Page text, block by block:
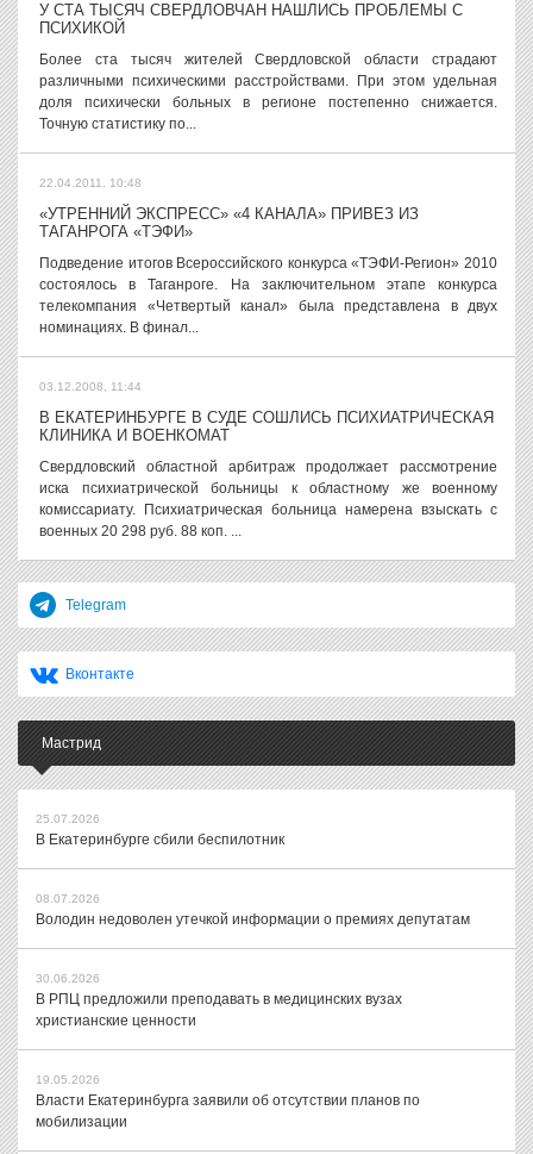
У СТА ТЫСЯЧ СВЕРДЛОВЧАН НАШЛИСЬ ПРОБЛЕМЫ С
ПСИХИКОЙ
Более ста тысяч жителей Свердловской области страдают
различными психическими расстройствами. При этом удельная
доля психически больных в регионе постепенно снижается.
Точную статистику по...
22.04.2011, 10:48
«УТРЕННИЙ ЭКСПРЕСС» «4 КАНАЛА» ПРИВЕЗ ИЗ
ТАГАНРОГА «ТЭФИ»
Подведение итогов Всероссийского конкурса «ТЭФИ-Регион» 2010
состоялось в Таганроге. На заключительном этапе конкурса
телекомпания «Четвертый канал» была представлена в двух
номинациях. В финал...
03.12.2008, 11:44
В ЕКАТЕРИНБУРГЕ В СУДЕ СОШЛИСЬ ПСИХИАТРИЧЕСКАЯ
КЛИНИКА И ВОЕНКОМАТ
Свердловский областной арбитраж продолжает рассмотрение
иска психиатрической больницы к областному же военному
комиссариату. Психиатрическая больница намерена взыскать с
военных 20 298 руб. 88 коп. ...
Telegram
Вконтакте
Мастрид
25.07.2026
В Екатеринбурге сбили беспилотник
08.07.2026
Володин недоволен утечкой информации о премиях депутатам
30.06.2026
В РПЦ предложили преподавать в медицинских вузах
христианские ценности
19.05.2026
Власти Екатеринбурга заявили об отсутствии планов по
мобилизации